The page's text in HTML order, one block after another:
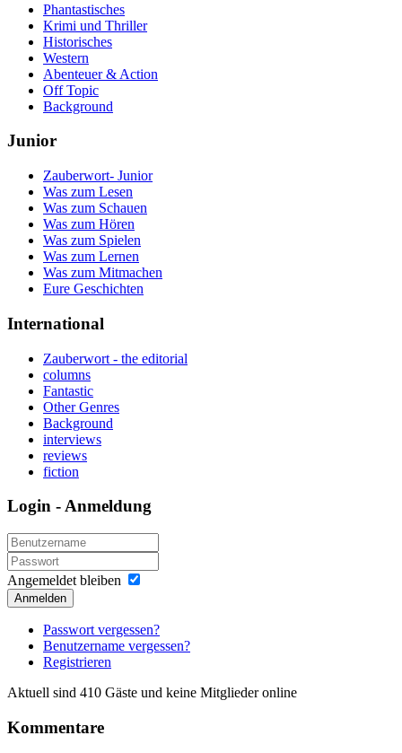
Phantastisches
Krimi und Thriller
Historisches
Western
Abenteuer & Action
Off Topic
Background
Junior
Zauberwort- Junior
Was zum Lesen
Was zum Schauen
Was zum Hören
Was zum Spielen
Was zum Lernen
Was zum Mitmachen
Eure Geschichten
International
Zauberwort - the editorial
columns
Fantastic
Other Genres
Background
interviews
reviews
fiction
Login - Anmeldung
Angemeldet bleiben
Anmelden
Passwort vergessen?
Benutzername vergessen?
Registrieren
Aktuell sind 410 Gäste und keine Mitglieder online
Kommentare